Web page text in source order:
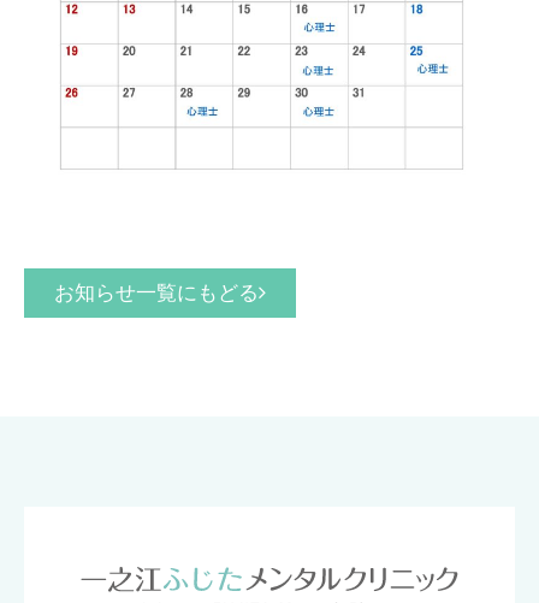
お知らせ一覧にもどる